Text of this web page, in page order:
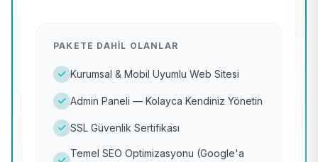
PAKETE DAHIL OLANLAR
Kurumsal & Mobil Uyumlu Web Sitesi
Admin Paneli — Kolayca Kendiniz Yönetin
SSL Güvenlik Sertifikası
Temel SEO Optimizasyonu (Google'a